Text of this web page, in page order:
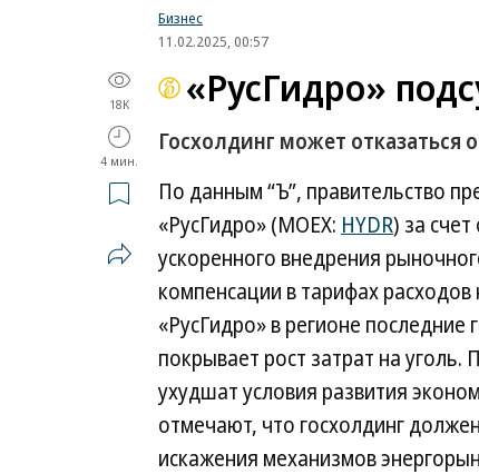
Бизнес
11.02.2025, 00:57
18K
4 мин.
«РусГидро»
Госхолдинг может отказаться
По данным “Ъ”, правительство
«РусГидро» (MOEX: HYDR) за
ускоренного внедрения
компенсации в тарифах
«РусГидро» в регионе
покрывает рост затрат на
ухудшат условия развития
отмечают, что госхолдинг
искажения механизмов